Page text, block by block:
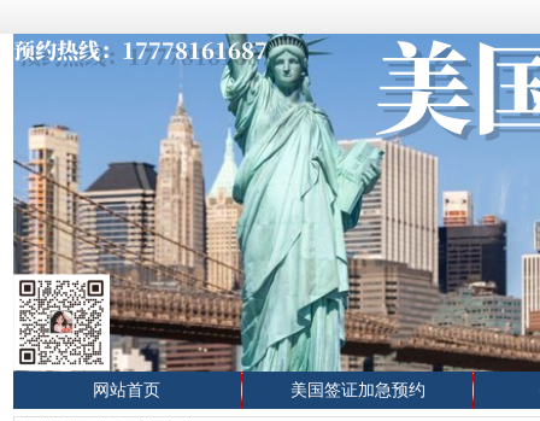
网站首页 美国签证加急预约